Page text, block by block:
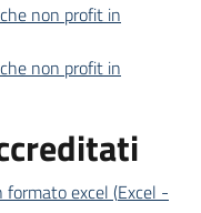
non profit in
non profit in
formato excel (Excel -